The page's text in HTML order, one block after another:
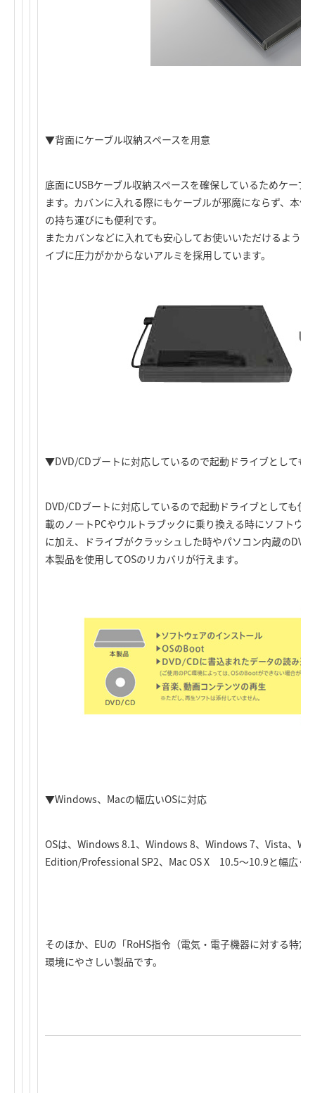
▼背面にケーブル収納スペースを用意
底面にUSBケーブル収納スペースを確保しているためケー
ます。カバンに入れる際にもケーブルが邪魔にならず、本
の持ち運びにも便利です。
またカバンなどに入れても安心してお使いいただけるよう
イブに圧力がかからないアルミを採用しています。
▼DVD/CDブートに対応しているので起動ドライブとしても
DVD/CDブートに対応しているので起動ドライブとしても使
載のノートPCやウルトラブックに乗り換える時にソフトウ
に加え、ドライブがクラッシュした時やパソコン内蔵の
本製品を使用してOSのリカバリが行えます。
▼Windows、Macの幅広いOSに対応
OSは、Windows 8.1、Windows 8、Windows 7、Vista、
Edition/Professional SP2、Mac OS X 10.5～10.9と幅広く
そのほか、EUの「RoHS指令（電気・電子機器に対する特
環境にやさしい製品です。